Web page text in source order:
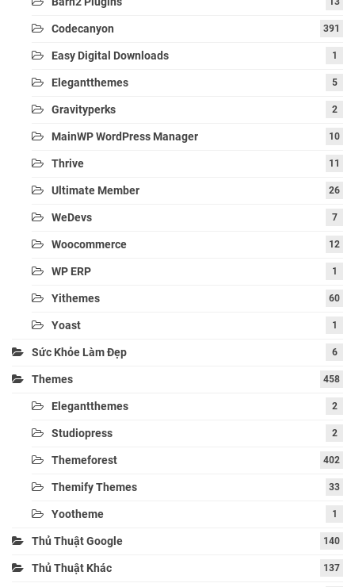
Codecanyon 391
Easy Digital Downloads 1
Elegantthemes 5
Gravityperks 2
MainWP WordPress Manager 10
Thrive 11
Ultimate Member 26
WeDevs 7
Woocommerce 12
WP ERP 1
Yithemes 60
Yoast 1
Sức Khỏe Làm Đẹp 6
Themes 458
Elegantthemes 2
Studiopress 2
Themeforest 402
Themify Themes 33
Yootheme 1
Thủ Thuật Google 140
Thủ Thuật Khác 137